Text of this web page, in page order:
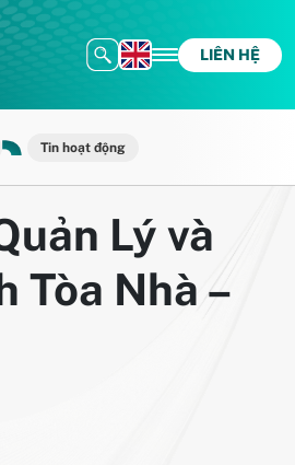
LIÊN HỆ
Tin hoạt động
Lý và
Tòa Nhà –